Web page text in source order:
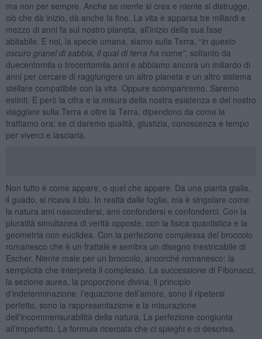
ma non per sempre. Anche se niente si crea e niente si distrugge,
ciò che dà inizio, dà anche la fine. La vita è apparsa tre miliardi e
mezzo di anni fa sul nostro pianeta, all’inizio della sua fase
abitabile. E noi, la specie umana, siamo sulla Terra, “in questo
oscuro granel di sabbia, il qual di terra ha nome”, soltanto da
duecentomila o trecentomila anni e abbiamo ancora un miliardo di
anni per cercare di raggiungere un altro pianeta e un altro sistema
stellare compatibile con la vita. Oppure scompariremo. Saremo
estinti. E però la cifra e la misura della nostra esistenza e del nostro
viaggiare sulla Terra e oltre la Terra, dipendono da come la
trattiamo ora: se ci daremo qualità, giustizia, conoscenza e tempo
per viverci e lasciarla.
Non tutto è come appare, o quel che appare. Da una pianta gialla,
il guado, si ricava il blu. In realtà dalle foglie, ma è singolare come
la natura ami nascondersi, ami confondersi e confonderci. Con la
pluralità simultanea di verità opposte, con la fisica quantistica e la
geometria non euclidea. Con la perfezione complessa del broccolo
romanesco che è un frattale e sembra un disegno inestricabile di
Escher. Niente male per un broccolo, ancorché romanesco: la
semplicità che interpreta il complesso. La successione di Fibonacci,
la sezione aurea, la proporzione divina, il principio
d'indeterminazione, l’equazione dell’amore, sono il ripetersi
perfetto, sono la rappresentazione e la misurazione
dell’incommensurabilità della natura. La perfezione congiunta
all’imperfetto. La formula ricercata che ci spieghi e ci descriva.